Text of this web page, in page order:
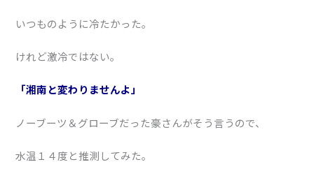
いつものように冷たかった。
けれど激冷ではない。
「湘南と変わりませんよ」
ノーブーツ＆グローブだった豪さんがそう言うので、
水温１４度と推測してみた。